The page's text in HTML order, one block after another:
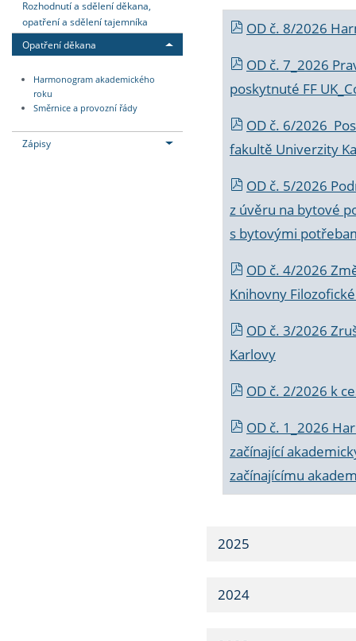
Rozhodnutí a sdělení děkana,
opatření a sdělení tajemníka
Opatření děkana
Harmonogram akademického
roku
Směrnice a provozní řády
Zápisy
OD č. 8/2026
OD č. 7_2026
poskytnuté FF
OD č. 6/2026
fakultě Univerzity
OD č. 5/2026
z úvěru na bytové
s bytovými
OD č. 4/2026
Knihovny
OD č. 3/2026
Karlovy
OD č. 2/2026 k
OD č. 1_2026
začínající
začínajícímu
2025
2024